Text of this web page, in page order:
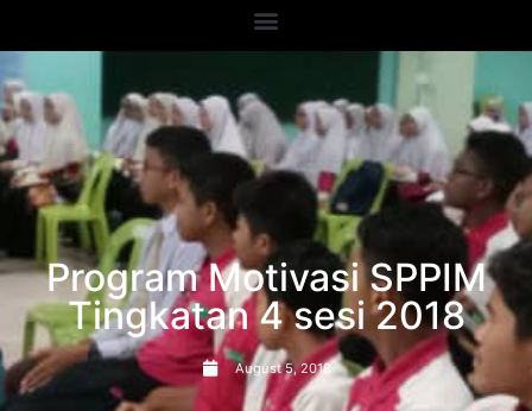
Program Motivasi SPPIM
Tingkatan 4 sesi 2018
August 5, 2018